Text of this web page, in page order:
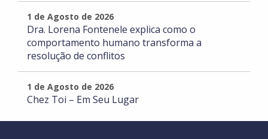
1 de Agosto de 2026
Dra. Lorena Fontenele explica como o
comportamento humano transforma a
resolução de conflitos
1 de Agosto de 2026
Chez Toi – Em Seu Lugar